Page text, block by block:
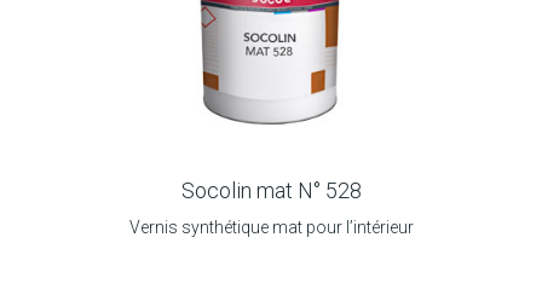
Socolin mat N° 528
Vernis synthétique mat pour l’intérieur